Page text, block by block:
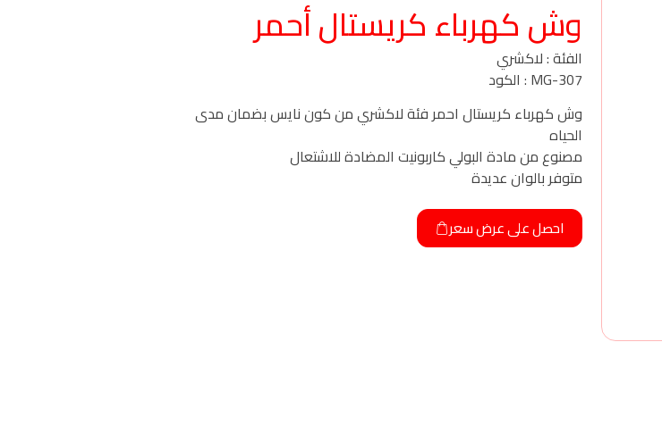
وش كهرباء كريستال أحمر
الفئة : لاكشري
MG-307 : الكود
وش كهرباء كريستال احمر فئة لاكشري من كون نايس بضمان مدى
الحياه
مصنوع من مادة البولي كاربونيت المضادة للاشتعال
متوفر بالوان عديدة
احصل على عرض سعر